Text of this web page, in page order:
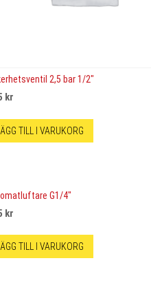
2,5 bar 1/2″
kr
LÄGG TILL I VARUKORG
G1/4″
kr
LÄGG TILL I VARUKORG